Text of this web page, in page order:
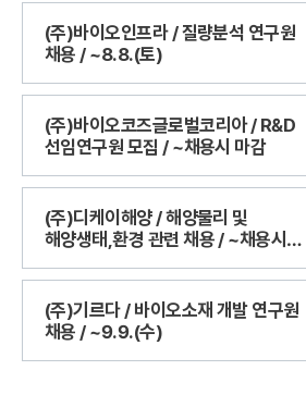
(주)바이오인프라 / 질량분석 연구원
채용 / ~8.8.(토)
(주)바이오코즈글로벌코리아 / R&D
선임연구원 모집 / ~채용시 마감
(주)디케이해양 / 해양물리 및
해양생태,환경 관련 채용 / ~채용시
(주)기르다 / 바이오소재 개발 연구원
채용 / ~9.9.(수)